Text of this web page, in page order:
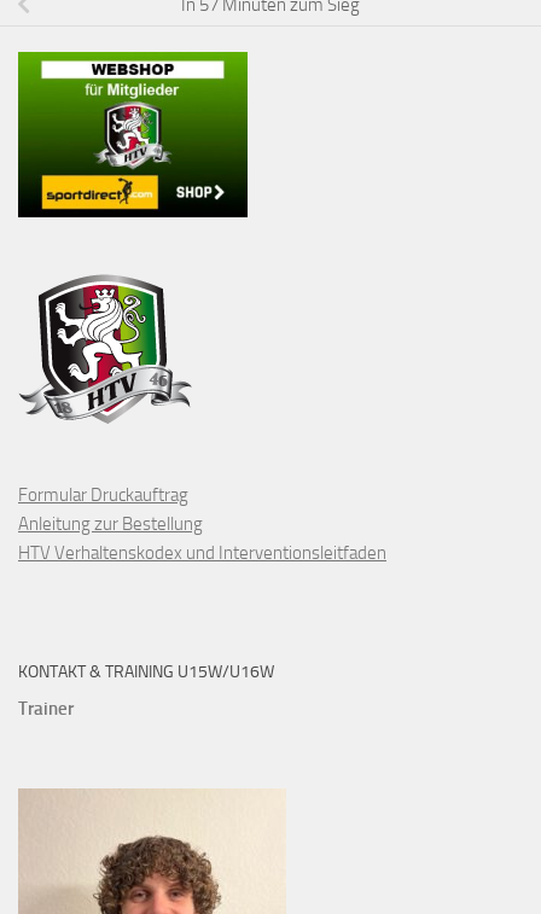
In 57 Minuten zum Sieg
Formular Druckauftrag
Anleitung zur Bestellung
HTV Verhaltenskodex und Interventionsleitfaden
KONTAKT & TRAINING U15W/U16W
Trainer